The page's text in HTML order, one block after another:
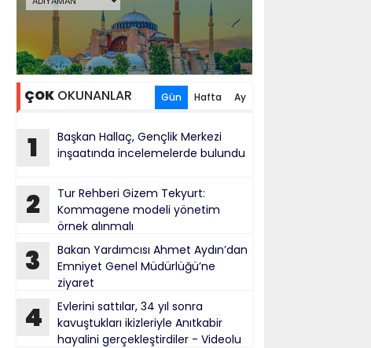
ÇOKOKUNANLAR Gün Hafta Ay
1
Başkan Hallaç, Gençlik Merkezi
inşaatında incelemelerde bulundu
2
Tur Rehberi Gizem Tekyurt:
Kommagene modeli yönetim
örnek alınmalı
3
Bakan Yardımcısı Ahmet Aydın’dan
Emniyet Genel Müdürlüğü’ne
ziyaret
4
Evlerini sattılar, 34 yıl sonra
kavuştukları ikizleriyle Anıtkabir
hayalini gerçekleştirdiler - Videolu